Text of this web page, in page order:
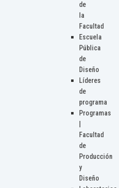
de
la
Facultad
Escuela
Pública
de
Diseño
Líderes
de
programa
Programas
Facultad
de
Producción
y
Diseño